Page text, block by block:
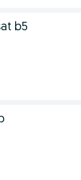
b5